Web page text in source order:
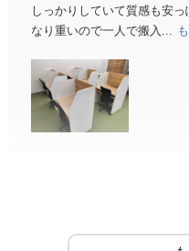
しっかりしていて質感も安
なり重いので一人で搬入...